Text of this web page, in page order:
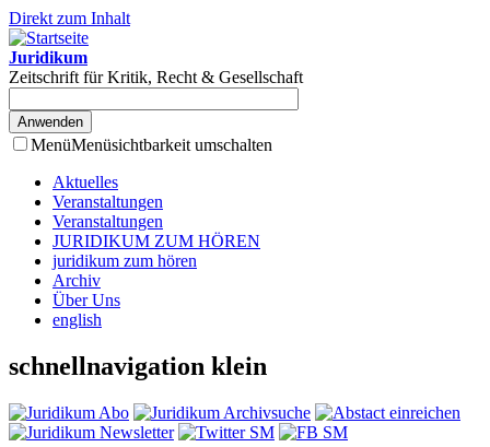
Direkt zum Inhalt
Juridikum
Zeitschrift für Kritik, Recht & Gesellschaft
MenüMenüsichtbarkeit umschalten
Aktuelles
Veranstaltungen
Veranstaltungen
JURIDIKUM ZUM HÖREN
juridikum zum hören
Archiv
Über Uns
english
schnellnavigation klein